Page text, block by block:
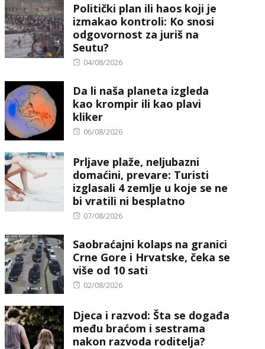
Politički plan ili haos koji je
izmakao kontroli: Ko snosi
odgovornost za juriš na
Seutu?
Posted
04/08/2026
Da li naša planeta izgleda
kao krompir ili kao plavi
kliker
Posted
06/08/2026
Prljave plaže, neljubazni
domaćini, prevare: Turisti
izglasali 4 zemlje u koje se ne
bi vratili ni besplatno
Posted
07/08/2026
Saobraćajni kolaps na granici
Crne Gore i Hrvatske, čeka se
više od 10 sati
Posted
02/08/2026
Djeca i razvod: Šta se događa
među braćom i sestrama
nakon razvoda roditelja?